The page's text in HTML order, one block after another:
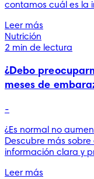
contamos cuál es la
Leer más
Nutrición
2 min de lectura
¿Debo
meses de
-
¿Es normal no
Descubre más
información clara y
Leer más